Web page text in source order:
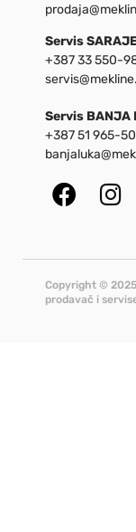
Servis
+387 33 550-
Servis BANJA
+387 51 965-
Copyright ©
prodavač i